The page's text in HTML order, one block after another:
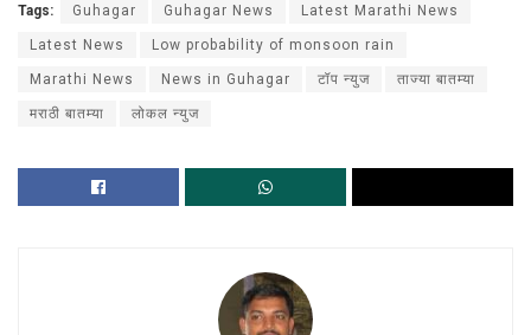
Tags: Guhagar Guhagar News Latest Marathi News
Latest News Low probability of monsoon rain
Marathi News News in Guhagar टॉप न्युज ताज्या बातम्या
मराठी बातम्या लोकल न्युज